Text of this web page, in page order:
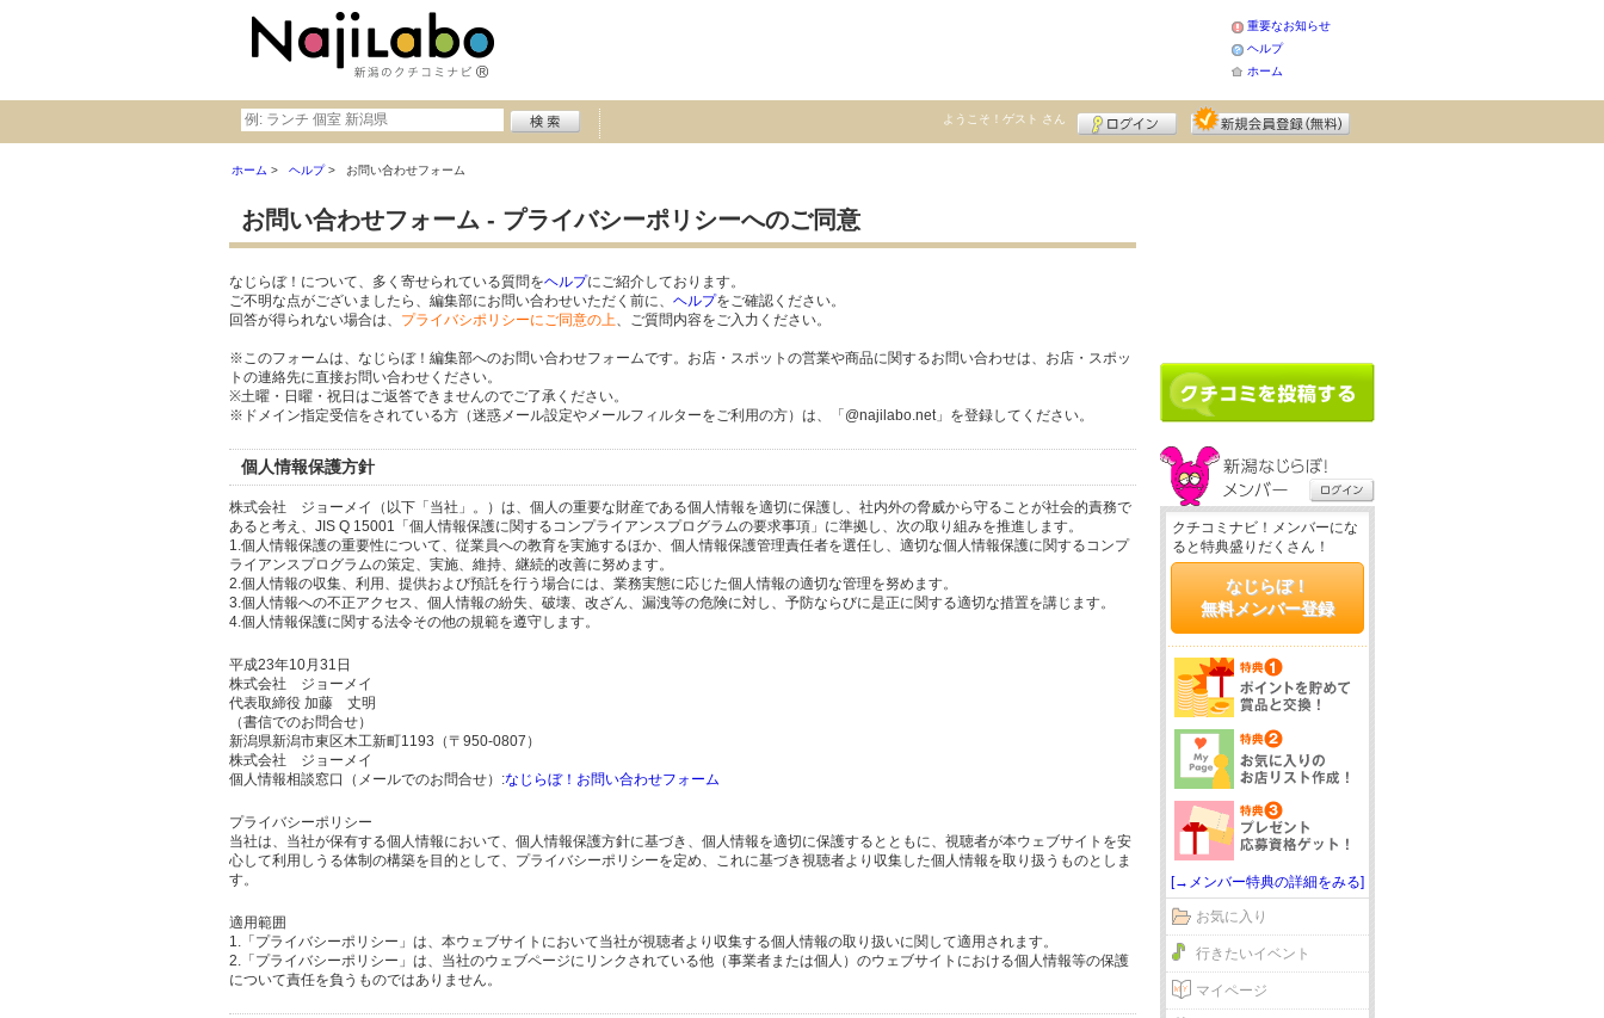
重要なお知らせ
ヘルプ
ホーム
ようこそ！ ゲスト さん
ホーム ヘルプ お問い合わせフォーム
お問い合わせフォーム - プライバシーポリシーへのご同意
なじらぼ！について、多く寄せられている質問をヘルプにご紹介しております。
ご不明な点がございましたら、編集部にお問い合わせいただく前に、 ヘルプをご確認ください。
回答が得られない場合は、 プライバシポリシーにご同意の上、ご質問内容をご入力ください。
※このフォームは、なじらぼ！編集部へのお問い合わせフォームです。お店・スポットの営業や商品に関するお問い合わせは、お店・スポッ
トの連絡先に直接お問い合わせください。
※土曜・日曜・祝日はご返答できませんのでご了承ください。
※ドメイン指定受信をされている方（迷惑メール設定やメールフィルターをご利用の方）は、「@najilabo.net」を登録してください。
個人情報保護方針
株式会社 ジョーメイ（以下「当社」。）は、個人の重要な財産である個人情報を適切に保護し、社内外の脅威から守ることが社会的責務で
あると考え、JIS Q 15001「個人情報保護に関するコンプライアンスプログラムの要求事項」に準拠し、次の取り組みを推進します。
1.個人情報保護の重要性について、従業員への教育を実施するほか、個人情報保護管理責任者を選任し、適切な個人情報保護に関するコンプ
ライアンスプログラムの策定、実施、維持、継続的改善に努めます。
2.個人情報の収集、利用、提供および預託を行う場合には、業務実態に応じた個人情報の適切な管理を努めます。
3.個人情報への不正アクセス、個人情報の紛失、破壊、改ざん、漏洩等の危険に対し、予防ならびに是正に関する適切な措置を講じます。
4.個人情報保護に関する法令その他の規範を遵守します。
平成23年10月31日
株式会社 ジョーメイ
代表取締役 加藤 丈明
（書信でのお問合せ）
新潟県新潟市東区木工新町1193（〒950-0807）
株式会社 ジョーメイ
個人情報相談窓口（メールでのお問合せ）:なじらぼ！お問い合わせフォーム
プライバシーポリシー
当社は、当社が保有する個人情報において、個人情報保護方針に基づき、個人情報を適切に保護するとともに、視聴者が本ウェブサイトを安
心して利用しうる体制の構築を目的として、プライバシーポリシーを定め、これに基づき視聴者より収集した個人情報を取り扱うものとしま
す。
適用範囲
1.「プライバシーポリシー」は、本ウェブサイトにおいて当社が視聴者より収集する個人情報の取り扱いに関して適用されます。
2.「プライバシーポリシー」は、当社のウェブページにリンクされている他（事業者または個人）のウェブサイトにおける個人情報等の保護
について責任を負うものではありません。
クチコミナビ！メンバーにな
ると特典盛りだくさん！
なじらぼ！
無料メンバー登録
[→メンバー特典の詳細をみる]
お気に入り
行きたいイベント
マイページ